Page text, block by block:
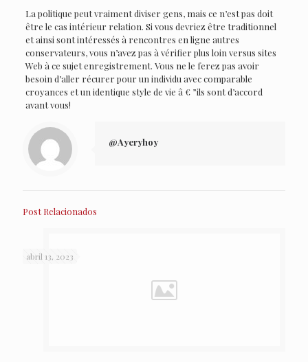
La politique peut vraiment diviser gens, mais ce n’est pas doit
être le cas intérieur relation. Si vous devriez être traditionnel
et ainsi sont intéressés à rencontres en ligne autres
conservateurs, vous n’avez pas à vérifier plus loin versus sites
Web à ce sujet enregistrement. Vous ne le ferez pas avoir
besoin d’aller récurer pour un individu avec comparable
croyances et un identique style de vie â € ”ils sont d’accord
avant vous!
@Ayeryhoy
Post Relacionados
abril 13, 2023